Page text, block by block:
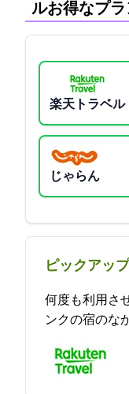
ル:お得なプ
楽天トラベル
じゃらん
ピックアッ
何度も利用さ
ンクの宿のなかでは